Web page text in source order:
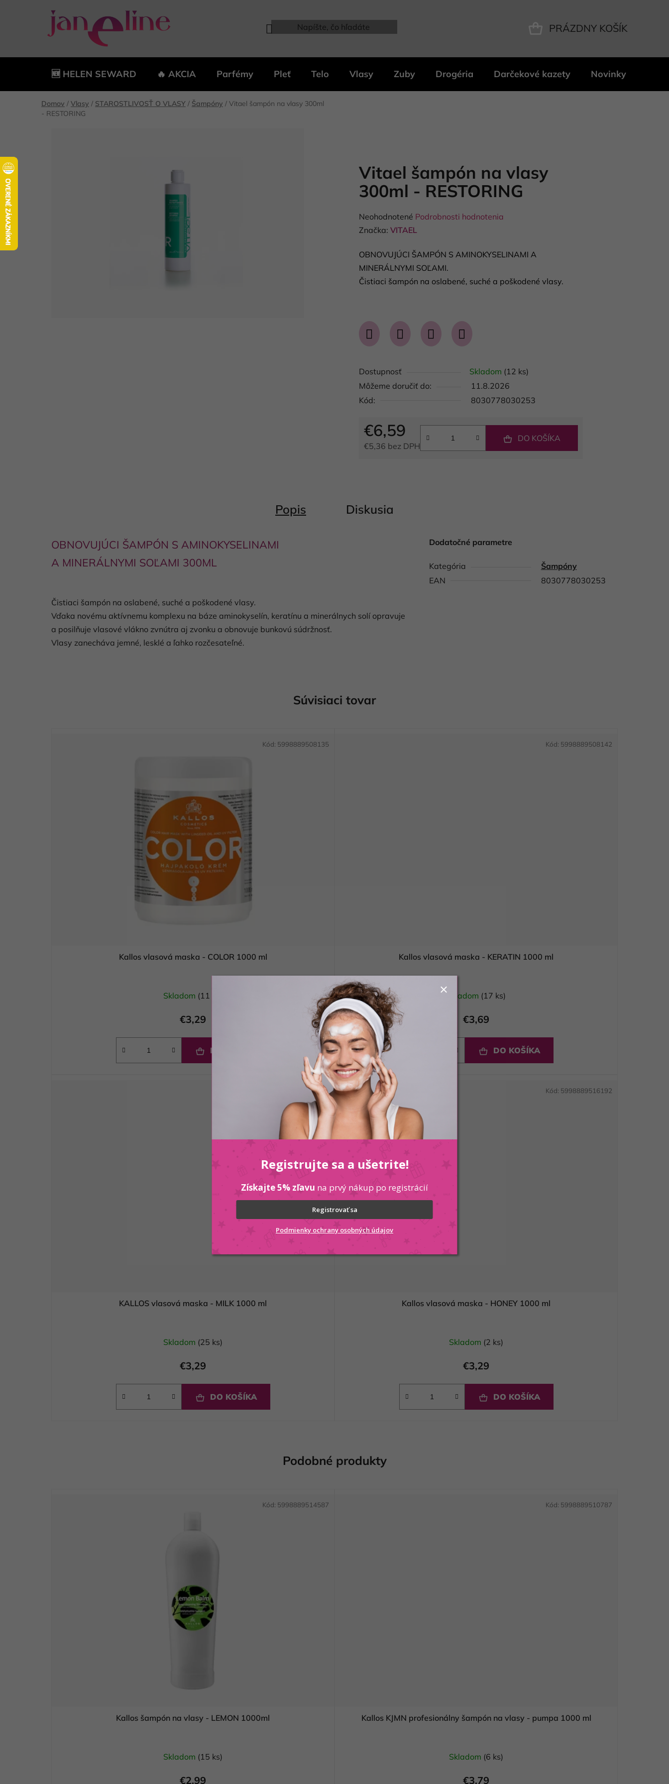
PRÁZDNY KOŠÍK
🆕 HELEN SEWARD 🔥 AKCIA Parfémy Pleť Telo Vlasy Zuby Drogéria Darčekové kazety Novinky
Domov / Vlasy / STAROSTLIVOSŤ O VLASY / Šampóny / Vitael šampón na vlasy 300ml
- RESTORING
Vitael šampón na vlasy
300ml - RESTORING
Priemerné
hodnotenie
je
0,0
z
Neohodnotené Podrobnosti hodnotenia
Značka: VITAEL
OBNOVUJÚCI ŠAMPÓN S AMINOKYSELINAMI A
MINERÁLNYMI SOĽAMI.
Čistiaci šampón na oslabené, suché a poškodené vlasy.
Dostupnosť Skladom (12 ks)
Môžeme doručiť do:
11.8.2026
Kód:
8030778030253
€6,59
€5,36 bez DPH
DO KOŠÍKA
Popis Diskusia
OBNOVUJÚCI ŠAMPÓN S AMINOKYSELINAMI
A MINERÁLNYMI SOĽAMI 300ML
Čistiaci šampón na oslabené, suché a poškodené vlasy.
Vďaka novému aktívnemu komplexu na báze aminokyselín, keratínu a minerálnych solí opravuje
a posilňuje vlasové vlákno zvnútra aj zvonku a obnovuje bunkovú súdržnosť.
Vlasy zanecháva jemné, lesklé a ľahko rozčesateľné.
Dodatočné parametre
Kategória
Šampóny
EAN
8030778030253
Súvisiaci tovar
Kallos vlasová maska - COLOR 1000 ml
Skladom (11 ks)
€3,29
DO KOŠÍKA
Kód: 5998889508135
Kallos vlasová maska - KERATIN 1000 ml
Skladom (17 ks)
€3,69
DO KOŠÍKA
Kód: 5998889508142
KALLOS vlasová maska - MILK 1000 ml
Skladom (25 ks)
€3,29
DO KOŠÍKA
5998889511395
Kallos vlasová maska - HONEY 1000 ml
Skladom (2 ks)
€3,29
DO KOŠÍKA
Kód: 5998889516192
Podobné produkty
Kallos šampón na vlasy - LEMON 1000ml
Skladom (15 ks)
€2,99
Kód: 5998889514587
Kallos KJMN profesionálny šampón na vlasy - pumpa 1000 ml
Skladom (6 ks)
€3,79
Kód: 5998889510787
Registrujte sa a ušetrite!
Získajte 5% zľavu na prvý nákup po registrácií
Registrovať sa
Podmienky ochrany osobných údajov